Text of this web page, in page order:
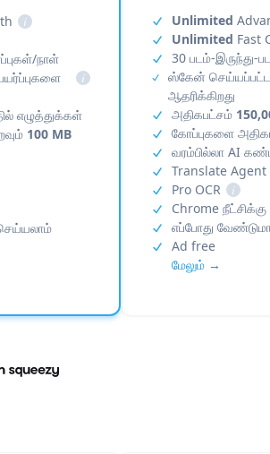
i
நாள்
i
எழுத்துக்கள்
100 MB
Unlimited
Unlimited Fast
30 படம்-இருந்து-
ஸ்கேன் செய்யப்பட்ட
ஆதரிக்கிறது
அதிகபட்சம்
கோப்புகளை
வரம்பில்லா AI
Translate Agent
Pro OCR
i
Chrome
எப்போது
Ad free
மேலும் →